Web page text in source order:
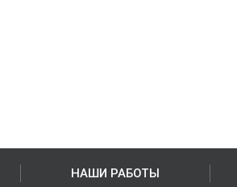
НАШИ РАБОТЫ